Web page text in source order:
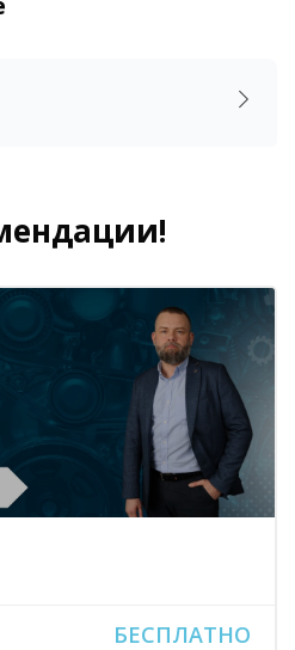
курсы
БЕСПЛАТНО